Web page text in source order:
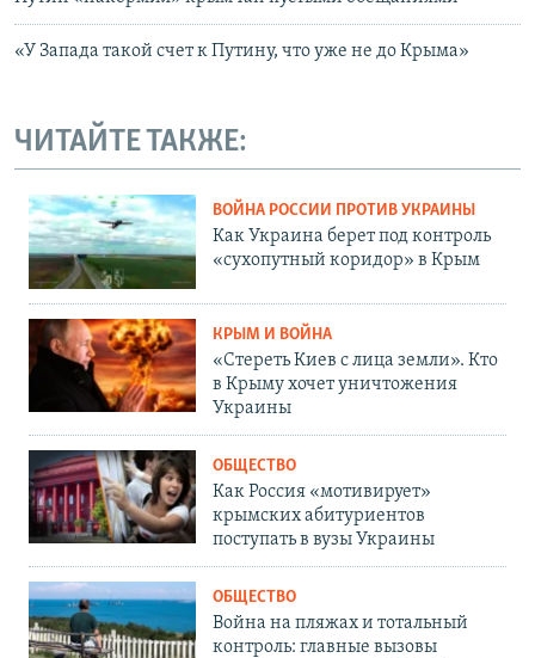
«У Запада такой счет к Путину, что уже не до Крыма»
ЧИТАЙТЕ ТАКЖЕ:
ВОЙНА РОССИИ ПРОТИВ УКРАИНЫ
Как Украина берет под контроль
«сухопутный коридор» в Крым
КРЫМ И ВОЙНА
«Стереть Киев с лица земли». Кто
в Крыму хочет уничтожения
Украины
ОБЩЕСТВО
Как Россия «мотивирует»
крымских абитуриентов
поступать в вузы Украины
ОБЩЕСТВО
Война на пляжах и тотальный
контроль: главные вызовы